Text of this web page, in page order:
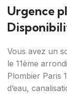
Urgence
Vous avez un
le 11ème
Plombier Paris
d’eau,